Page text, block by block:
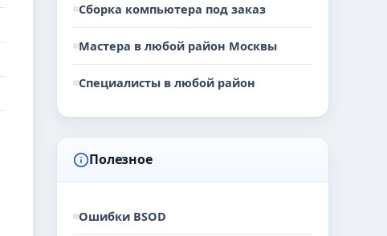
Сборка компьютера под заказ
Мастера в любой район Москвы
Специалисты в любой район
Полезное
Ошибки BSOD